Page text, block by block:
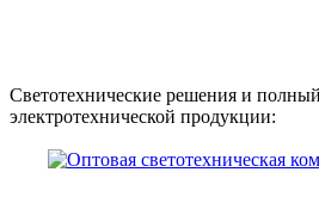
Светотехнические решения и
электротехнической продукции: